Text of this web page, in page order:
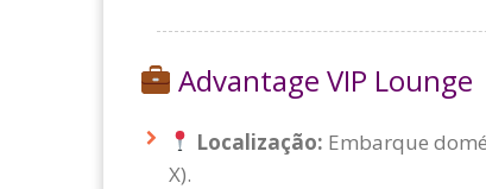
Advantage VIP Lounge
Localização: Embarque
X).